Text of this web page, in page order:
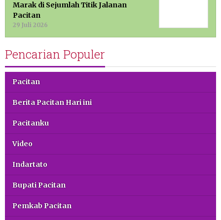
Marak di Sejumlah Titik Jalanan
Pacitan
29 Juli 2026
Pencarian Populer
Pacitan
Berita Pacitan Hari ini
Pacitanku
Video
Indartato
Bupati Pacitan
Pemkab Pacitan